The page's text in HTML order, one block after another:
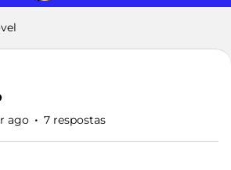
ago 7 respostas